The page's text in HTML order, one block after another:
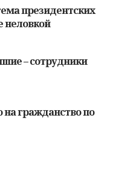
президентских
неловкой
– сотрудники
гражданство по